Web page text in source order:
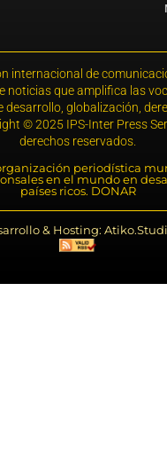
internacional de
noticias que amplifica las
desarrollo, globalización,
© 2025 IPS-Inter Press
derechos reservados.
periodística
en el mundo en
países ricos. DONAR
& Hosting: